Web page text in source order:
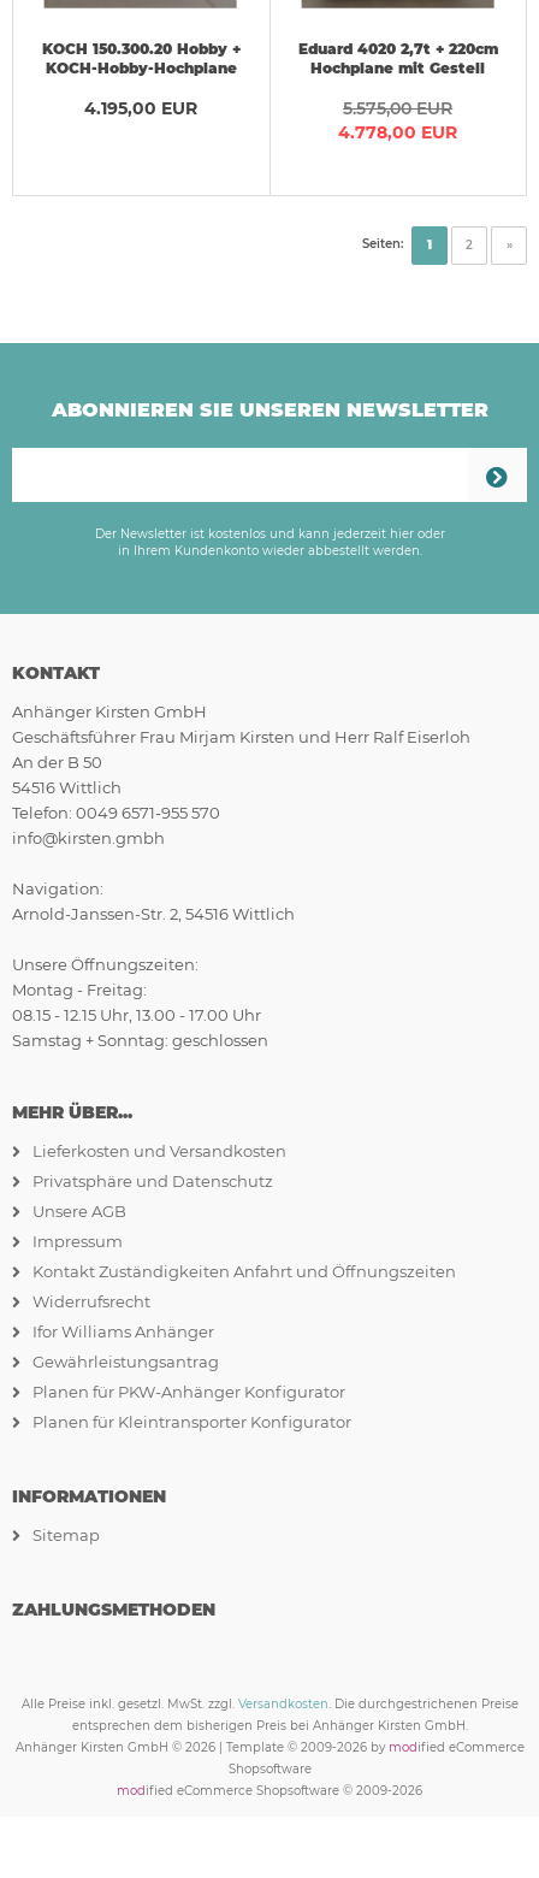
KOCH 150.300.20 Hobby +
KOCH-Hobby-Hochplane
4.195,00 EUR
Eduard 4020 2,7t + 220cm
Hochplane mit Gestell
63cm
5.575,00 EUR
4.778,00 EUR
Seiten: 1 2 »
ABONNIEREN SIE UNSEREN NEWSLETTER
Der Newsletter ist kostenlos und kann jederzeit hier oder
in Ihrem Kundenkonto wieder abbestellt werden.
KONTAKT
Anhänger Kirsten GmbH
Geschäftsführer Frau Mirjam Kirsten und Herr Ralf Eiserloh
An der B 50
54516 Wittlich
Telefon: 0049 6571-955 570
info@kirsten.gmbh
Navigation:
Arnold-Janssen-Str. 2, 54516 Wittlich
Unsere Öffnungszeiten:
Montag - Freitag:
08.15 - 12.15 Uhr, 13.00 - 17.00 Uhr
Samstag + Sonntag: geschlossen
MEHR ÜBER...
Lieferkosten und Versandkosten
Privatsphäre und Datenschutz
Unsere AGB
Impressum
Kontakt Zuständigkeiten Anfahrt und Öffnungszeiten
Widerrufsrecht
Ifor Williams Anhänger
Gewährleistungsantrag
Planen für PKW-Anhänger Konfigurator
Planen für Kleintransporter Konfigurator
INFORMATIONEN
Sitemap
ZAHLUNGSMETHODEN
Alle Preise inkl. gesetzl. MwSt. zzgl. Versandkosten . Die durchgestrichenen Preise
entsprechen dem bisherigen Preis bei Anhänger Kirsten GmbH.
Anhänger Kirsten GmbH © 2026 | Template © 2009-2026 by modified eCommerce
Shopsoftware
modified eCommerce Shopsoftware © 2009-2026